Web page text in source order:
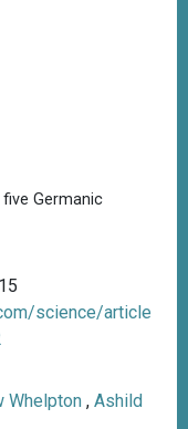
Germanic
science/article
Whelpton,Ashild